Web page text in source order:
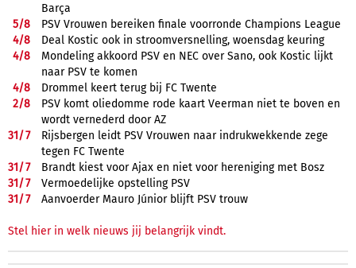
Barça
5/8
PSV Vrouwen bereiken finale voorronde Champions League
4/8
Deal Kostic ook in stroomversnelling, woensdag keuring
4/8
Mondeling akkoord PSV en NEC over Sano, ook Kostic lijkt
naar PSV te komen
4/8
Drommel keert terug bij FC Twente
2/8
PSV komt oliedomme rode kaart Veerman niet te boven en
wordt vernederd door AZ
31/7
Rijsbergen leidt PSV Vrouwen naar indrukwekkende zege
tegen FC Twente
31/7
Brandt kiest voor Ajax en niet voor hereniging met Bosz
31/7
Vermoedelijke opstelling PSV
31/7 Aanvoerder Mauro Júnior blijft PSV trouw
Stel hier in welk nieuws jij belangrijk vindt.